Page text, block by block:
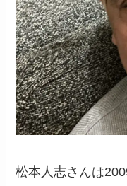
松本人志さんは